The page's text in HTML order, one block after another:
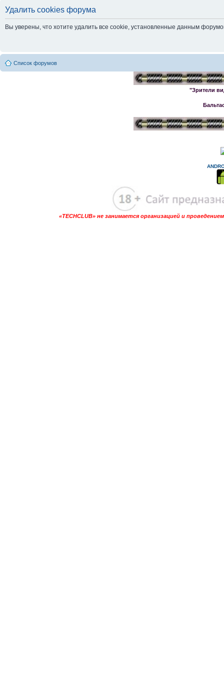
Удалить cookies форума
Вы уверены, что хотите удалить все cookie, установленные данным
Список форумов
"Зрители
«TECHCLUB» не занимается организацией и